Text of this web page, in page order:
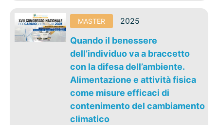
MASTER 2025
Quando il benessere
dell’individuo va a braccetto
con la difesa dell’ambiente.
Alimentazione e attività fisica
come misure efficaci di
contenimento del cambiamento
climatico